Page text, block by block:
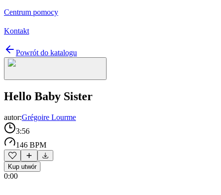
Centrum pomocy
Kontakt
Powrót do katalogu
Hello Baby Sister
autor:Grégoire Lourme
3:56
146 BPM
Kup utwór
0:00